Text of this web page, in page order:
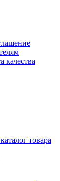
качества
товара